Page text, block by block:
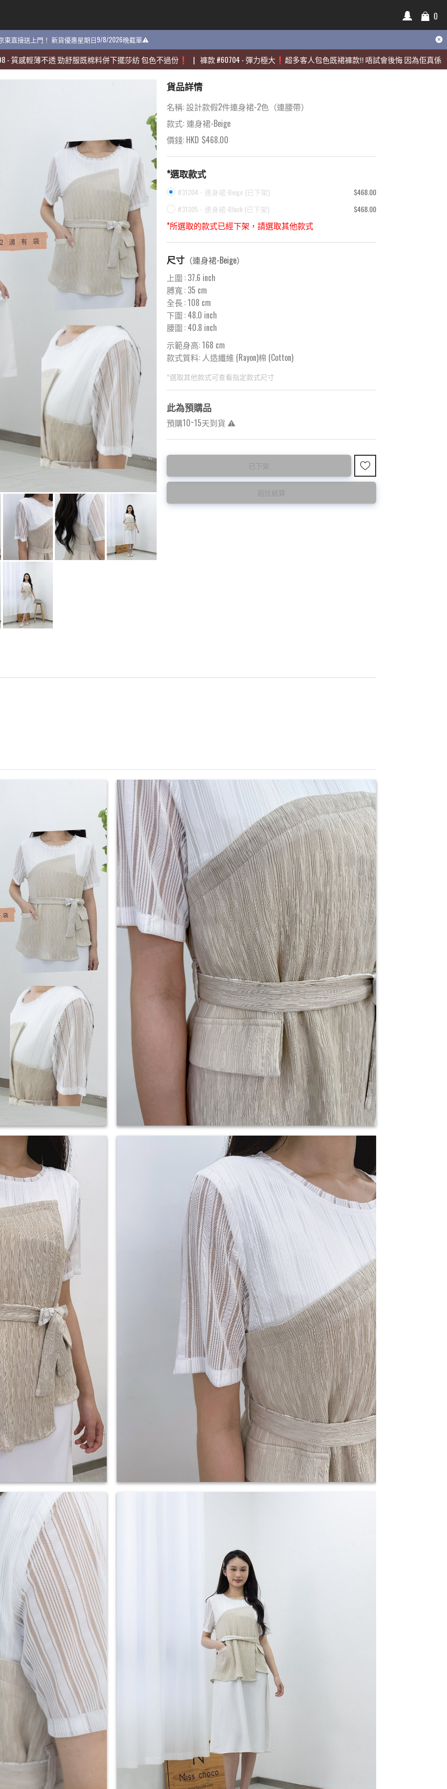
0
東直接送上門！ 新貨優惠星期日9/8/2026晚截單⚠️
輕薄不透 勁舒服既棉料併下擺莎紡 包色不過份❗️ | 褲款# 60704-彈力極大❗️超多客人包色既裙褲款‼️ 唔試會後悔 因為佢真係好靚🫶🏻
0
東直接送上門！ 新貨優惠星期日9/8/2026晚截單⚠️
輕薄不透 勁舒服既棉料併下擺莎紡 包色不過份❗️ | 褲款# 60704-彈力極大❗️超多客人包色既裙褲款‼️ 唔試會後悔 因為佢真係好靚🫶🏻
貨品詳情
名稱:設計款假2件連身裙-2色（連腰帶）
款式: 連身裙-Beige
價錢: HKD $468.00
*選取款式
#31304 - 連身裙-Beige (已下架)
$468.00
#31305 - 連身裙-Black (已下架) $468.00
*所選取的款式已經下架，請選取其他款式
尺寸 （連身裙-Beige）
上圍 : 37.6 inch
膊寬 : 35 cm
全長 :108 cm
下圍 : 48.0 inch
腰圍 : 40.8 inch
示範身高: 168 cm
款式質料: 人造纖維 (Rayon)棉 (Cotton)
*選取其他款式可查看指定款式尺寸
此為預購品
預購10~15天到貨 ⚠️
此為減價貨品
特價品不設退換，購買前請先確認所列出的尺碼是否合適。
已下架
前往結算